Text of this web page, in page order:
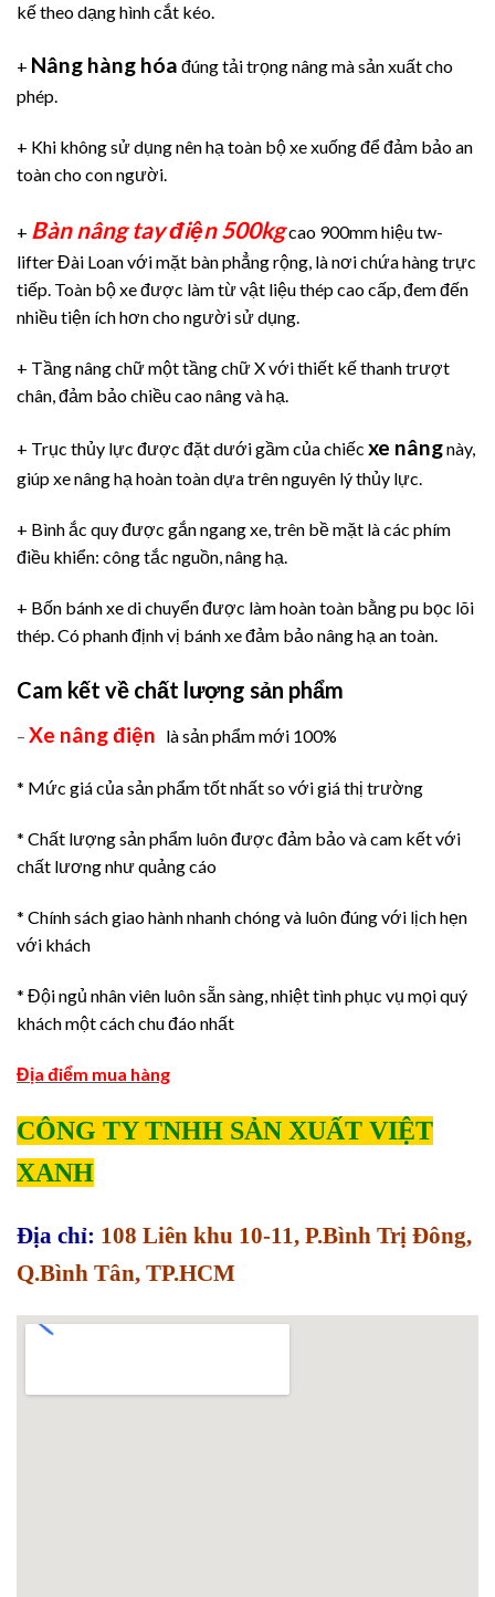
kế theo dạng hình cắt kéo.
+ Nâng hàng hóa đúng tải trọng nâng mà sản xuất cho
phép.
+ Khi không sử dụng nên hạ toàn bộ xe xuống để đảm bảo an
toàn cho con người.
+ Bàn nâng tay điện 500kgcao 900mm hiệu tw-
lifter Đài Loan với mặt bàn phẳng rộng, là nơi chứa hàng trực
tiếp. Toàn bộ xe được làm từ vật liệu thép cao cấp, đem đến
nhiều tiện ích hơn cho người sử dụng.
+ Tầng nâng chữ một tầng chữ X với thiết kế thanh trượt
chân, đảm bảo chiều cao nâng và hạ.
+ Trục thủy lực được đặt dưới gầm của chiếc xe nângnày,
giúp xe nâng hạ hoàn toàn dựa trên nguyên lý thủy lực.
+ Bình ắc quy được gắn ngang xe, trên bề mặt là các phím
điều khiển: công tắc nguồn, nâng hạ.
+ Bốn bánh xe di chuyển được làm hoàn toàn bằng pu bọc lõi
thép. Có phanh định vị bánh xe đảm bảo nâng hạ an toàn.
Cam kết về chất lượng sản phẩm
– Xe nâng điện là sản phẩm mới 100%
* Mức giá của sản phẩm tốt nhất so với giá thị trường
* Chất lượng sản phẩm luôn được đảm bảo và cam kết với
chất lương như quảng cáo
* Chính sách giao hành nhanh chóng và luôn đúng với lịch hẹn
với khách
* Đội ngủ nhân viên luôn sẵn sàng, nhiệt tình phục vụ mọi quý
khách một cách chu đáo nhất
Địa điểm mua hàng
CÔNG TY TNHH SẢN XUẤT VIỆT
XANH
Địa chỉ: 108 Liên khu 10-11, P.Bình Trị Đông,
Q.Bình Tân, TP.HCM